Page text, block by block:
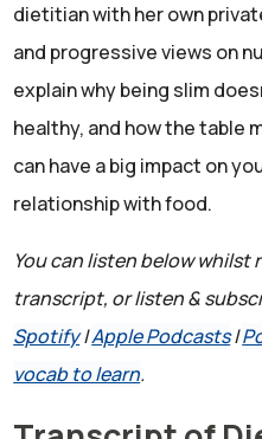
dietitian with her own
and progressive views on
explain why being slim
healthy, and how the table
can have a big impact on
relationship with food.
You can listen below
transcript, or listen &
Spotify|Apple Podcasts|
vocab to learn.